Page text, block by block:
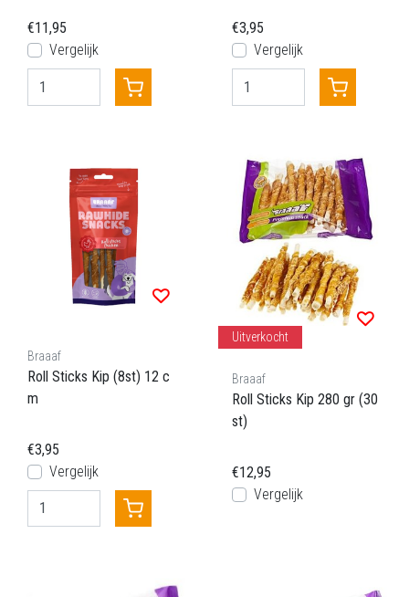
€11,95
Vergelijk
€3,95
Vergelijk
Braaaf
Roll Sticks Kip (8st) 12 c
m
€3,95
Vergelijk
Uitverkocht
Braaaf
Roll Sticks Kip 280 gr (30
st)
€12,95
Vergelijk